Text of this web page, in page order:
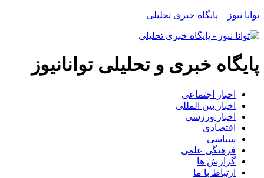
توانا نیوز – پایگاه خبری تحلیلی
پایگاه خبری و تحلیلی توانانیوز
اخبار اجتماعی
اخبار بین المللی
اخبار ورزشی
اقتصادی
سیاسی
فرهنگی علمی
گزارش ها
ارتباط با ما